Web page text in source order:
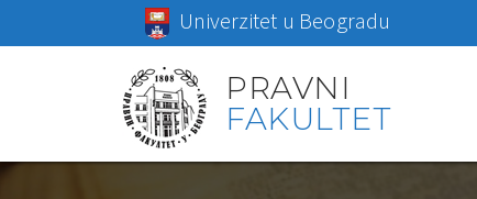
Univerzitet u Beogradu
PRAVNI
FAKULTET